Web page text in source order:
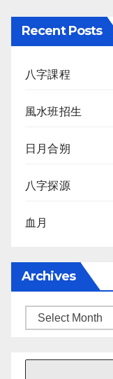
Recent Posts
八字課程
風水班招生
日月合朔
八字探源
血月
Archives
Archives